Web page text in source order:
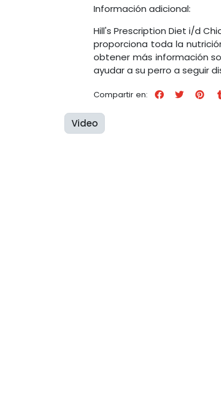
Información adicional:
Hill's Prescription Diet i/d
proporciona toda la
obtener más información
ayudar a su perro a seguir
Compartir en:
Video